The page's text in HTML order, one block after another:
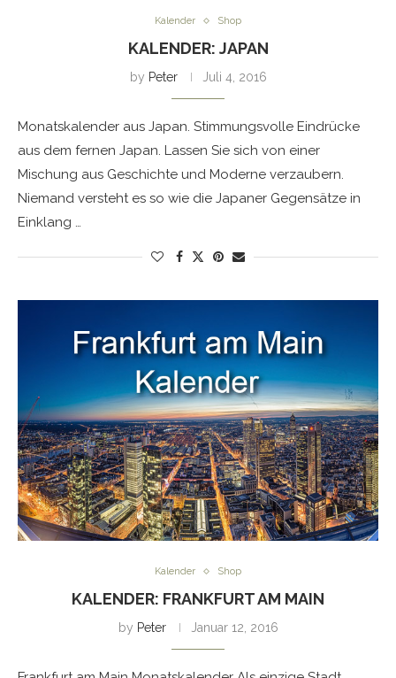
Kalender Shop
KALENDER: JAPAN
by Peter Juli 4, 2016
Monatskalender aus Japan. Stimmungsvolle Eindrücke
aus dem fernen Japan. Lassen Sie sich von einer
Mischung aus Geschichte und Moderne verzaubern.
Niemand versteht es so wie die Japaner Gegensätze in
Einklang …
Kalender Shop
KALENDER: FRANKFURT AM MAIN
by Peter Januar 12, 2016